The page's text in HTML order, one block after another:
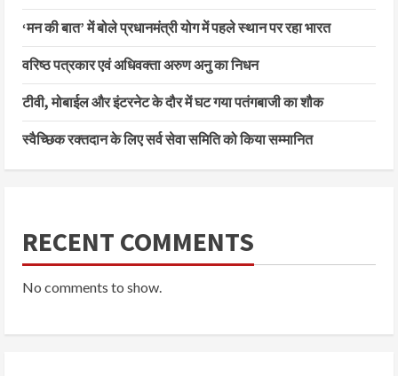
‘मन की बात’ में बोले प्रधानमंत्री योग में पहले स्थान पर रहा भारत
वरिष्ठ पत्रकार एवं अधिवक्ता अरुण अनु का निधन
टीवी, मोबाईल और इंटरनेट के दौर में घट गया पतंगबाजी का शौक
स्वैच्छिक रक्तदान के लिए सर्व सेवा समिति को किया सम्मानित
RECENT COMMENTS
No comments to show.